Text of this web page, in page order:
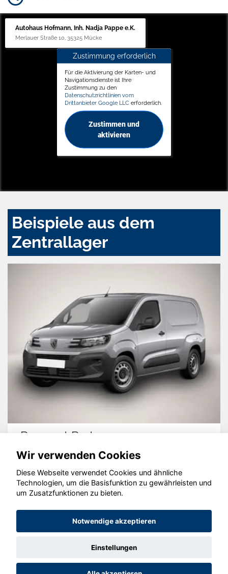
Autohaus Hofmann, Inh. Nadja Pappe e.K.
Merlauer Straße 10, 35325 Mücke
Zustimmung erforderlich
Für die Aktivierung der Karten- und
Navigationsdienste ist Ihre
Zustimmung zu den
Datenschutzrichtlinien vom
Drittanbieter Google LLC erforderlich.
Zustimmen und
aktivieren
Beispiele aus dem
Zentrallager
Peugeot Partner
© konjunkturmotor.de GmbH 2020 - 2026
Wir verwenden Cookies
Diese Webseite verwendet Cookies und ähnliche
Technologien, um die Basisfunktion zu gewährleisten und
um Zusatzfunktionen zu bieten.
Notwendige akzeptieren
Einstellungen